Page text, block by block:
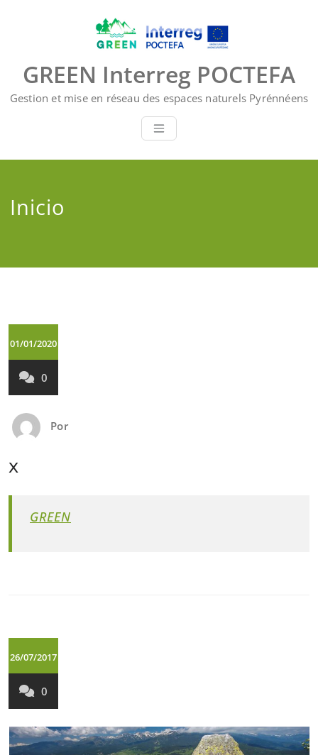
GREEN Interreg POCTEFA
Gestion et mise en réseau des espaces naturels Pyrénnéens
Inicio
01/01/2020
0
Por
x
GREEN
26/07/2017
0